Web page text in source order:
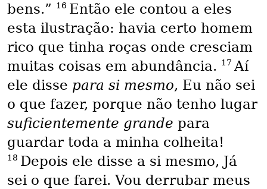
bens.”
16 Então ele contou a eles
esta ilustração: havia certo homem
rico que tinha roças onde cresciam
muitas coisas em abundância. 17 Aí
ele disse para si mesmo, Eu não sei
o que fazer, porque não tenho lugar
suficientemente grande para
guardar toda a minha colheita!
18 Depois ele disse a si mesmo, Já
sei o que farei. Vou derrubar meus